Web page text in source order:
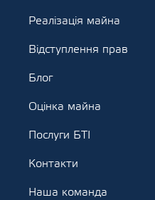
Реалізація майна
Відступлення прав
Блог
Оцінка майна
Послуги БТІ
Контакти
Наша команда